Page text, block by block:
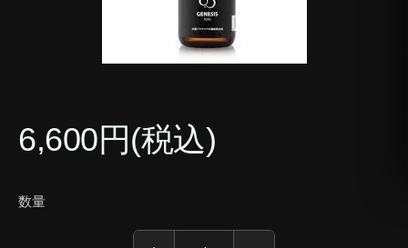
6,600円(税込)
数量